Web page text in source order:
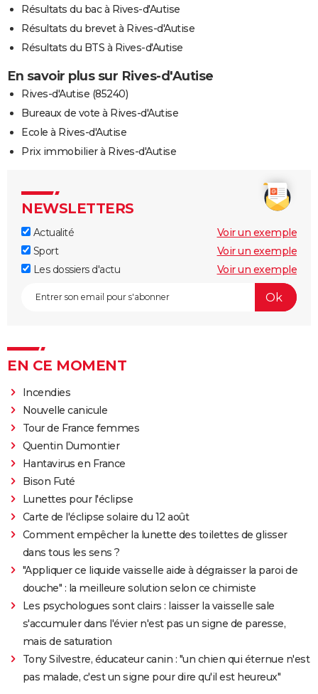
Résultats du bac à Rives-d'Autise
Résultats du brevet à Rives-d'Autise
Résultats du BTS à Rives-d'Autise
En savoir plus sur Rives-d'Autise
Rives-d'Autise (85240)
Bureaux de vote à Rives-d'Autise
Ecole à Rives-d'Autise
Prix immobilier à Rives-d'Autise
NEWSLETTERS
Actualité
Voir un exemple
Sport
Voir un exemple
Les dossiers d'actu
Voir un exemple
EN CE MOMENT
Incendies
Nouvelle canicule
Tour de France femmes
Quentin Dumontier
Hantavirus en France
Bison Futé
Lunettes pour l'éclipse
Carte de l'éclipse solaire du 12 août
Comment empêcher la lunette des toilettes de glisser
dans tous les sens ?
"Appliquer ce liquide vaisselle aide à dégraisser la paroi de
douche" : la meilleure solution selon ce chimiste
Les psychologues sont clairs : laisser la vaisselle sale
s'accumuler dans l'évier n'est pas un signe de paresse,
mais de saturation
Tony Silvestre, éducateur canin : "un chien qui éternue n'est
pas malade, c'est un signe pour dire qu'il est heureux"